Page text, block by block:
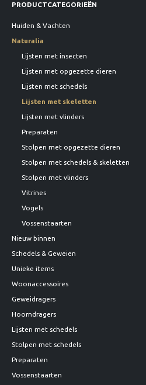
PRODUCTCATEGORIEËN
Huiden & Vachten
Naturalia
Lijsten met insecten
Lijsten met opgezette dieren
Lijsten met schedels
Lijsten met skeletten
Lijsten met vlinders
Preparaten
Stolpen met opgezette dieren
Stolpen met schedels & skeletten
Stolpen met vlinders
Vitrines
Vogels
Vossenstaarten
Nieuw binnen
Schedels & Geweien
Unieke items
Woonaccessoires
Geweidragers
Hoorndragers
Lijsten met schedels
Stolpen met schedels
Preparaten
Vossenstaarten